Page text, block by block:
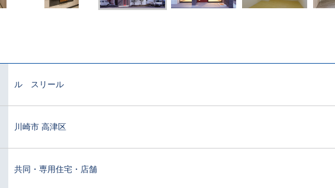
ル スリール
川崎市 高津区
共同・専用住宅・店舗